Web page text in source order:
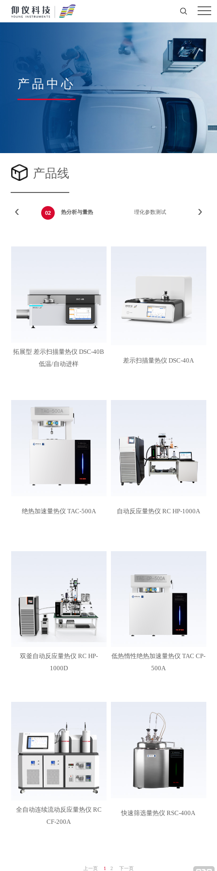
产品中心
产品线
02 热分析与量热 理化参数测试
‹ ›
拓展型 差示扫描量热仪 DSC-40B
低温/自动进样
差示扫描量热仪 DSC-40A
绝热加速量热仪 TAC-500A 自动反应量热仪 RC HP-1000A
双釜自动反应量热仪 RC HP-
1000D
低热惰性绝热加速量热仪 TAC CP-
500A
全自动连续流动反应量热仪 RC
CF-200A
快速筛选量热仪 RSC-400A
上一页 1 2 下一页